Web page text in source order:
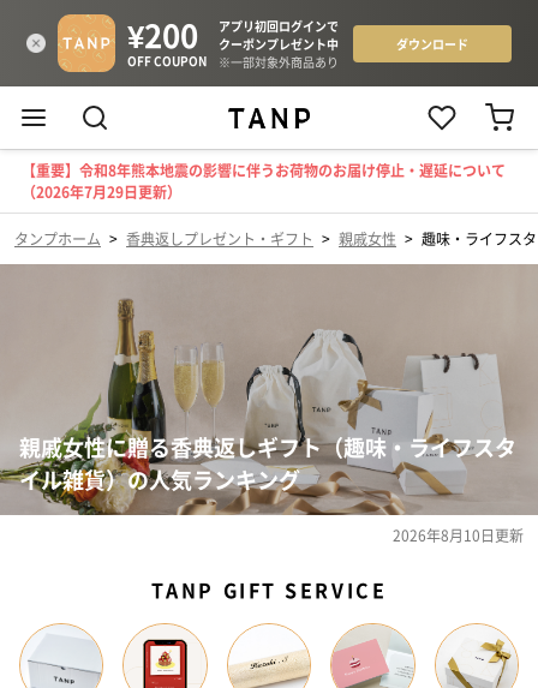
【重要】令和8年熊本地震の影響に伴うお荷物のお届け停止・遅延について
（2026年7月29日更新）
タンプホーム > 香典返しプレゼント・ギフト > 親戚女性 > 趣味・ライフス
親戚女性に贈る香典返しギフト（趣味・ライフスタ
イル雑貨）の人気ランキング
2026年8月10日更新
TANP GIFT SERVICE